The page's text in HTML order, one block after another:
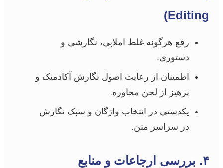
Editing)
رفع هرگونه غلط املایی، نگارشی و
دستوری.
اطمینان از رعایت اصول نگارش آکادمیک و
پرهیز از لحن محاوره.
یکدستی در انتخاب واژگان و سبک نگارش
در سراسر متن.
۴. بررسی ارجاعات و منابع